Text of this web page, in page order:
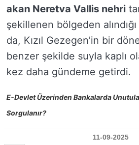
akan Neretva Vallis nehri
şekillenen bölgeden
da, Kızıl Gezegen’in bir
benzer şekilde suyla kaplı
kez daha gündeme getirdi.
E-Devlet Üzerinden Bankalarda
Sorgulanır?
11-09-2025